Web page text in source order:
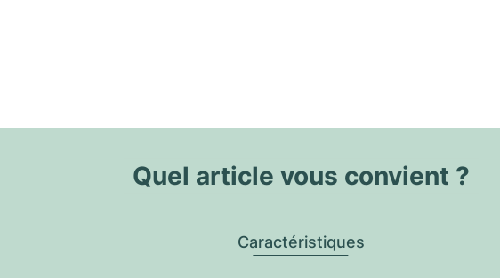
Quel article vous convient ?
Caractéristiques